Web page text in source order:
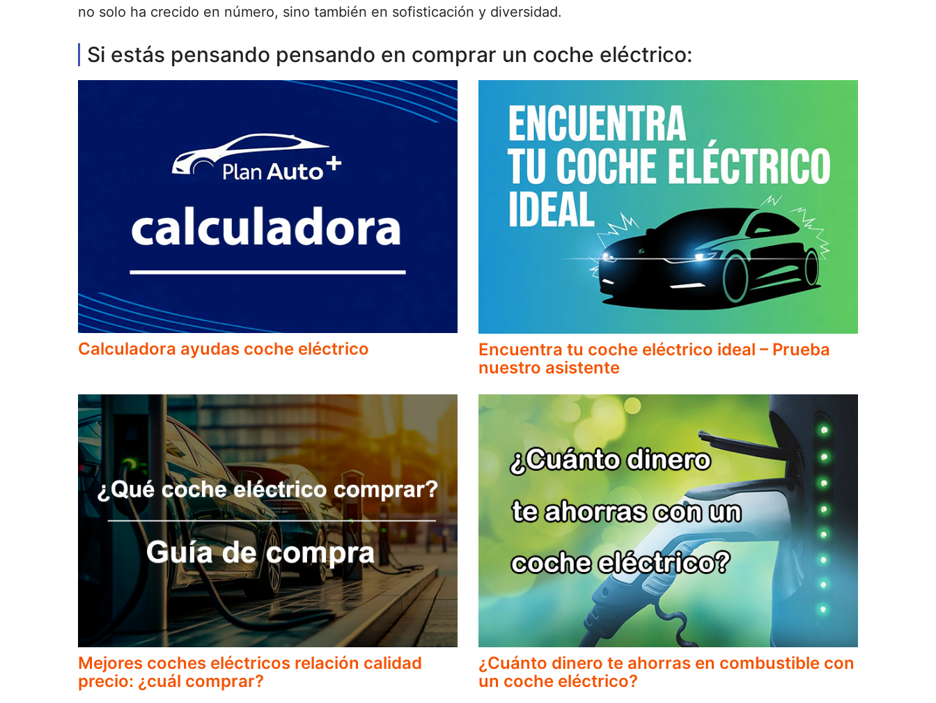
no solo ha crecido en número, sino también en sofisticación y diversidad.
Si estás pensando pensando en comprar un coche eléctrico:
Calculadora ayudas coche eléctrico
Encuentra tu coche eléctrico ideal – Prueba
nuestro asistente
Mejores coches eléctricos relación calidad
precio: ¿cuál comprar?
¿Cuánto dinero te ahorras en combustible con
un coche eléctrico?